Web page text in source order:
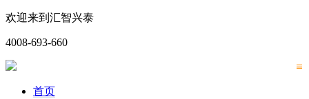
欢迎来到汇智兴泰
4008-693-660
首页